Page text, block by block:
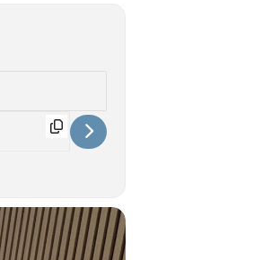
Iberia. El arte ibérico,
de la Antigua Iberia. El